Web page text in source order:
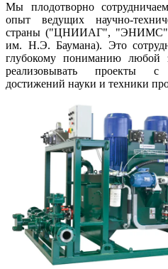
Мы плодотворно
опыт ведущих научно-
страны ("ЦНИИАГ",
им. Н.Э. Баумана). Это
глубокому пониманию любой
реализовывать проекты с
достижений науки и техники